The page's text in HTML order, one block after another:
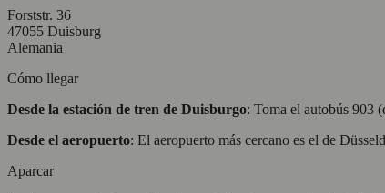
Forststr. 36
47055 Duisburg
Alemania
Cómo llegar
Desde la estación de tren de Duisburgo: Toma el autobús 903
Desde el aeropuerto: El aeropuerto más cercano es el de
Aparcar